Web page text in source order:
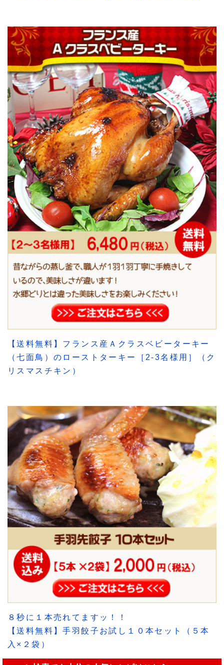
【送料無料】フランス産Ａクラスベビーターキー
（七面鳥）のローストターキー［2-3名様用］（ク
リスマスチキン）
８秒に１本売れてますッ！！
【送料無料】手羽餃子お試し１０本セット（５本
入×２袋）